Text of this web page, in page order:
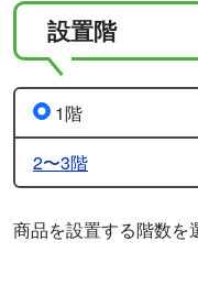
設置階
商品を設置する階数を
1階
2〜3階